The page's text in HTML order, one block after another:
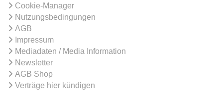
Cookie-Manager
Nutzungsbedingungen
AGB
Impressum
Mediadaten / Media Information
Newsletter
AGB Shop
Verträge hier kündigen